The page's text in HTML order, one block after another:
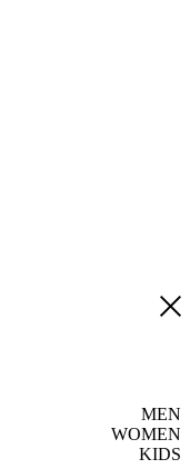
MEN
WOMEN
KIDS